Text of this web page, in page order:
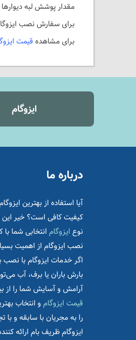
مقدار پوشش لبه دیوارها
برای سفارش نصب
برای مشاهدهقیمت
ایزوگام
درباره ما
آیا استفاده از بهترین
کیفیت کافی است؟ خیر این
نوع ایزوگام انتخابی شما
نصب ایزوگام از اهمیت
اگر خدمات ایزوگام با
بارش باران یا برف، آب
آرامش و آسایش شما را از
قیمت ایزوگام و انتخاب
را به مجریان با سابقه و با
ایزوگام ظریف بام ارائه